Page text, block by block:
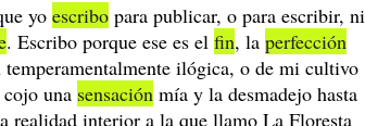
yo escribo para publicar, o para escribir, ni
. Escribo porque ese es el fin, la perfección
temperamentalmente ilógica, o de mi cultivo
una sensación mía y la desmadejo hasta
realidad interior a la que llamo La Floresta